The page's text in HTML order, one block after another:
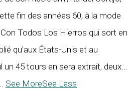
fin des années 60, à la mode
Todos Los Hierros qui sort en
qu’aux États-Unis et au
45 tours en sera extrait, deux...
See MoreSee Less